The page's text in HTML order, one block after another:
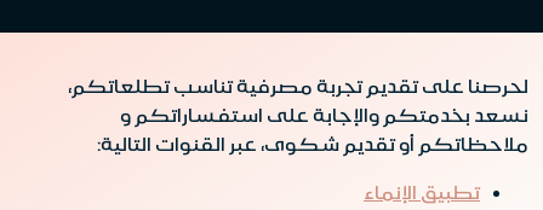
لحرصنا على تقديم تجربة مصرفية تناسب تطلعاتكم،
نسعد بخدمتكم والإجابة على استفساراتكم و
ملاحظاتكم أو تقديم شكوى، عبر القنوات التالية:
تطبيق الإنماء